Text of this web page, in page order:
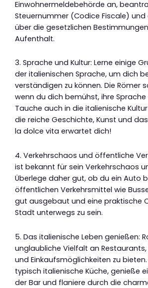
Einwohnermeldebehörde an,
Steuernummer (Codice Fiscale) und
über die gesetzlichen
Aufenthalt.
3. Sprache und Kultur: Lerne einige
der italienischen Sprache, um dich
verständigen zu können. Die Römer
wenn du dich bemühst, ihre Sprache
Tauche auch in die italienische
die reiche Geschichte, Kunst und
la dolce vita erwartet dich!
4. Verkehrschaos und öffentliche
ist bekannt für sein Verkehrschaos
Überlege daher gut, ob du ein Auto
öffentlichen Verkehrsmittel wie
gut ausgebaut und eine praktische
Stadt unterwegs zu sein.
5. Das italienische Leben genießen:
unglaubliche Vielfalt an
und Einkaufsmöglichkeiten zu
typisch italienische Küche, genieße
der Bar und flaniere durch die